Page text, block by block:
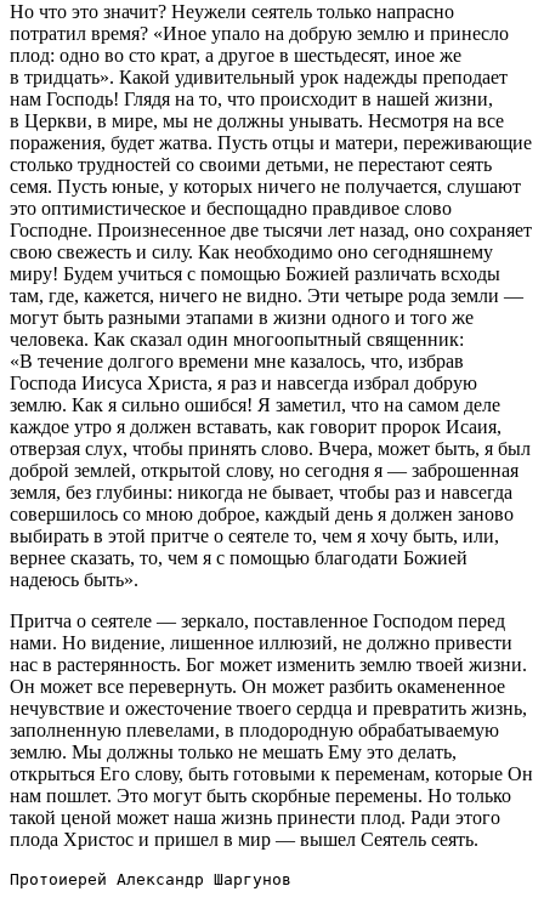
Но что это значит? Неужели сеятель только напрасно
потратил время? «Иное упало на добрую землю и принесло
плод: одно во сто крат, а другое в шестьдесят, иное же
в тридцать». Какой удивительный урок надежды преподает
нам Господь! Глядя на то, что происходит в нашей жизни,
в Церкви, в мире, мы не должны унывать. Несмотря на все
поражения, будет жатва. Пусть отцы и матери, переживающие
столько трудностей со своими детьми, не перестают сеять
семя. Пусть юные, у которых ничего не получается, слушают
это оптимистическое и беспощадно правдивое слово
Господне. Произнесенное две тысячи лет назад, оно сохраняет
свою свежесть и силу. Как необходимо оно сегодняшнему
миру! Будем учиться с помощью Божией различать всходы
там, где, кажется, ничего не видно. Эти четыре рода земли —
могут быть разными этапами в жизни одного и того же
человека. Как сказал один многоопытный священник:
«В течение долгого времени мне казалось, что, избрав
Господа Иисуса Христа, я раз и навсегда избрал добрую
землю. Как я сильно ошибся! Я заметил, что на самом деле
каждое утро я должен вставать, как говорит пророк Исаия,
отверзая слух, чтобы принять слово. Вчера, может быть, я был
доброй землей, открытой слову, но сегодня я — заброшенная
земля, без глубины: никогда не бывает, чтобы раз и навсегда
совершилось со мною доброе, каждый день я должен заново
выбирать в этой притче о сеятеле то, чем я хочу быть, или,
вернее сказать, то, чем я с помощью благодати Божией
надеюсь быть».
Притча о сеятеле — зеркало, поставленное Господом перед
нами. Но видение, лишенное иллюзий, не должно привести
нас в растерянность. Бог может изменить землю твоей жизни.
Он может все перевернуть. Он может разбить окамененное
нечувствие и ожесточение твоего сердца и превратить жизнь,
заполненную плевелами, в плодородную обрабатываемую
землю. Мы должны только не мешать Ему это делать,
открыться Его слову, быть готовыми к переменам, которые Он
нам пошлет. Это могут быть скорбные перемены. Но только
такой ценой может наша жизнь принести плод. Ради этого
плода Христос и пришел в мир — вышел Сеятель сеять.
Протоиерей Александр Шаргунов